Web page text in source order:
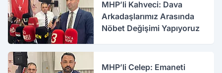
MHP’li Kahveci: Dava
Arkadaşlarımız Arasında
Nöbet Değişimi Yapıyoruz
MHP’li Celep: Emaneti